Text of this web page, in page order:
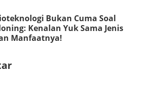
Bukan Cuma Soal
Kenalan Yuk Sama Jenis
Manfaatnya!